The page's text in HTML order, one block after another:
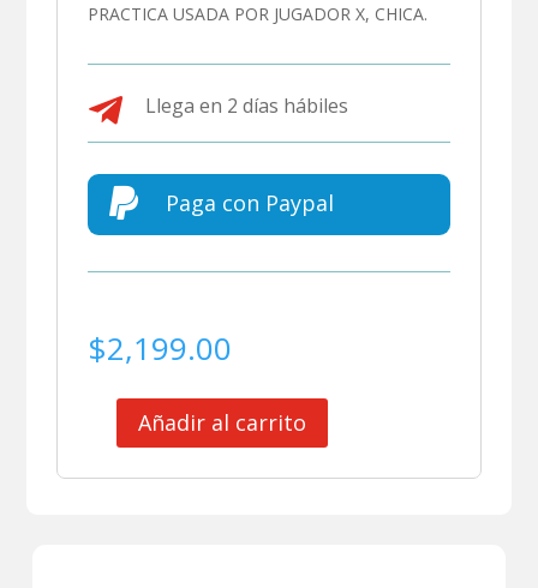
PRACTICA USADA POR JUGADOR X, CHICA.
 Llega en 2 días hábiles
 Paga con Paypal
$2,199.00
SELECCIONAñadir al carrito